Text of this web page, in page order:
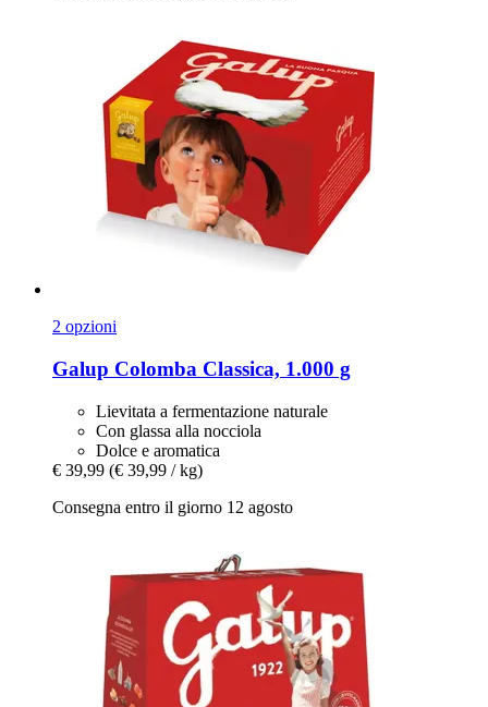
2 opzioni
Galup Colomba Classica, 1.000 g
Lievitata a fermentazione naturale
Con glassa alla nocciola
Dolce e aromatica
€ 39,99 (€ 39,99 / kg)
Consegna entro il giorno 12 agosto